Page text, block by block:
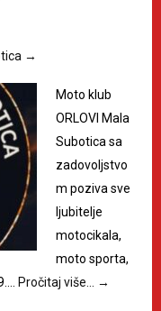
→
Moto klub
ORLOVI Mala
Subotica sa
zadovoljstvo
m poziva sve
ljubitelje
motocikala,
moto sporta,
Pročitaj više… →